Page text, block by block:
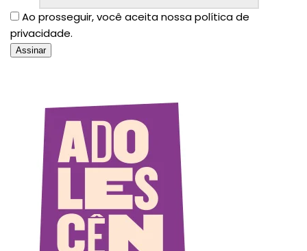
Ao prosseguir, você aceita nossa política de
privacidade.